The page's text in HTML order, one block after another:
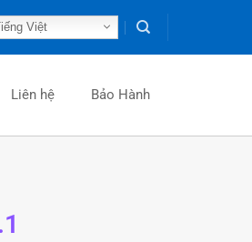
Việt
Liên hệ Bảo Hành